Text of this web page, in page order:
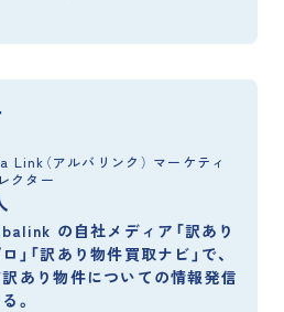
Link（アルバリンク） マーケティ
クター
の自社メディア「訳あり
」「訳あり物件買取ナビ」で、
あり物件についての情報発信
。